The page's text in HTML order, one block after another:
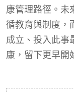
康管理路徑。未
循教育與制度，
成立、投入此
康，留下更早開